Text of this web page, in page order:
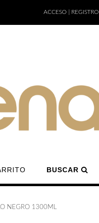
ACCESO | REGISTRO
BUSCAR
NEGRO 1300ML